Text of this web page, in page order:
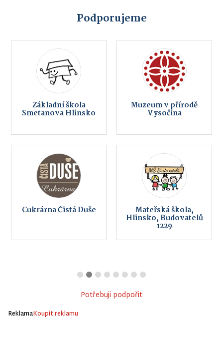
Podporujeme
Základní škola
Smetanova Hlinsko
Muzeum v přírodě
Vysočina
Cukrárna Čistá Duše Mateřská škola,
Hlinsko, Budovatelů
1229
Potřebuji podpořit
ReklamaKoupit reklamu